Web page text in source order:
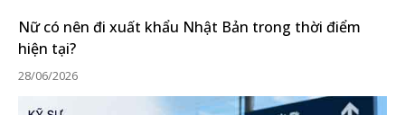
Nữ có nên đi xuất khẩu Nhật Bản trong thời điểm
hiện tại?
28/06/2026